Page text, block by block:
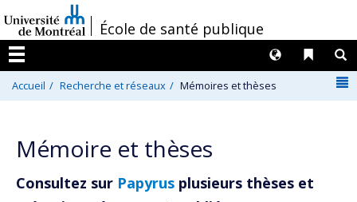
au
contenu
/École de santé publique
Menu
Liens
Langues
Accueil Recherche et réseaux Mémoires et thèses
Mémoire et thèses
Consultez sur Papyrus plusieurs thèses et